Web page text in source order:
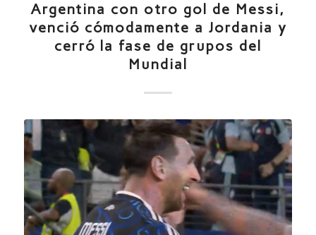
Argentina con otro gol de Messi,
venció cómodamente a Jordania y
cerró la fase de grupos del
Mundial